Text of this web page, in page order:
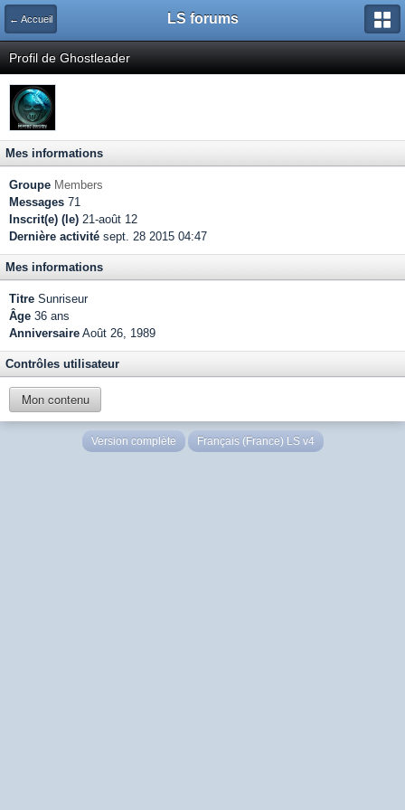
← Accueil LS forums
Profil de Ghostleader
Mes informations
Groupe Members
Messages 71
Inscrit(e) (le) 21-août 12
Dernière activité sept. 28 2015 04:47
Mes informations
Titre Sunriseur
Âge 36 ans
Anniversaire Août 26, 1989
Contrôles utilisateur
Mon contenu
Version complète Français (France) LS v4